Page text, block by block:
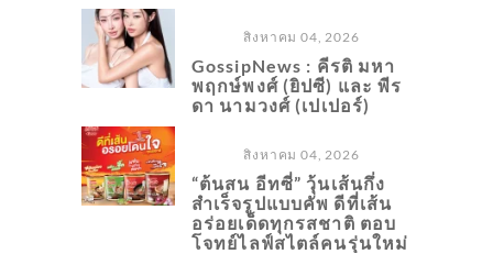
สิงหาคม 04, 2026
GossipNews : คีรติ มหา
พฤกษ์พงศ์ (ยิปซี) และ พีร
ดา นามวงศ์ (เปเปอร์)
สิงหาคม 04, 2026
“ต้นสน อีทซี่” วุ้นเส้นกึ่ง
สำเร็จรูปแบบคัพ ดีที่เส้น
อร่อยเด็ดทุกรสชาติ ตอบ
โจทย์ไลฟ์สไตล์คนรุ่นใหม่